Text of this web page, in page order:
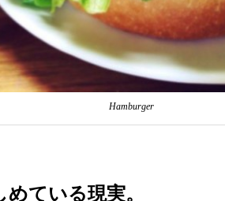
Hamburger
ている現実。